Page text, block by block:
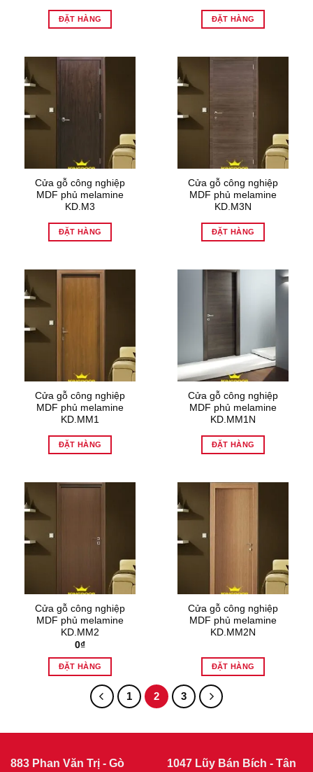
ĐẶT HÀNG ĐẶT HÀNG
Cửa gỗ công nghiệp
MDF phủ melamine
KD.M3
ĐẶT HÀNG
Cửa gỗ công nghiệp
MDF phủ melamine
KD.M3N
ĐẶT HÀNG
Cửa gỗ công nghiệp
MDF phủ melamine
KD.MM1
ĐẶT HÀNG
Cửa gỗ công nghiệp
MDF phủ melamine
KD.MM1N
ĐẶT HÀNG
Cửa gỗ công nghiệp
MDF phủ melamine
KD.MM2
0₫
ĐẶT HÀNG
Cửa gỗ công nghiệp
MDF phủ melamine
KD.MM2N
ĐẶT HÀNG
1 2 3
883 Phan Văn Trị - Gò 1047 Lũy Bán Bích - Tân